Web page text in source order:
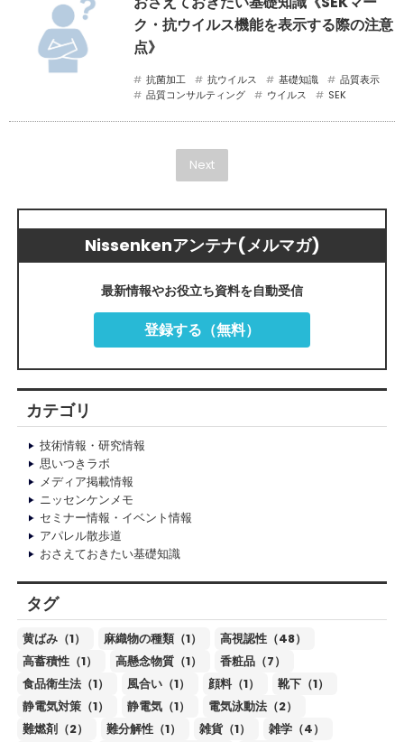
ク・抗ウイルス機能を表示する際の注意
点》
抗菌加工 抗ウイルス 基礎知識
品質表示
品質コンサルティング
ウイルス SEK
Next
Nissenkenアンテナ(メルマガ)
最新情報やお役立ち資料を自動受信
登録する（無料）
カテゴリ
技術情報・研究情報
思いつきラボ
メディア掲載情報
ニッセンケンメモ
セミナー情報・イベント情報
アパレル散歩道
おさえておきたい基礎知識
タグ
黄ばみ（1） 麻織物の種類（1）
高視認性（48）
高蓄積性（1）
高懸念物質（1）
香粧品（7）
食品衛生法（1）
風合い（1） 顔料（1）
靴下（1）
静電気対策（1）
静電気（1）
電気泳動法（2）
難燃剤（2）
難分解性（1） 雑貨（1）
雑学（4）